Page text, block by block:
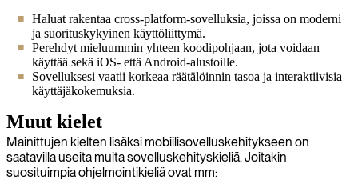
Haluat rakentaa cross-platform-sovelluksia, joissa on moderni
ja suorituskykyinen käyttöliittymä.
Perehdyt mieluummin yhteen koodipohjaan, jota voidaan
käyttää sekä iOS- että Android-alustoille.
Sovelluksesi vaatii korkeaa räätälöinnin tasoa ja interaktiivisia
käyttäjäkokemuksia.
Muut kielet
Mainittujen kielten lisäksi mobiilisovelluskehitykseen on
saatavilla useita muita sovelluskehityskieliä. Joitakin
suosituimpia ohjelmointikieliä ovat mm: